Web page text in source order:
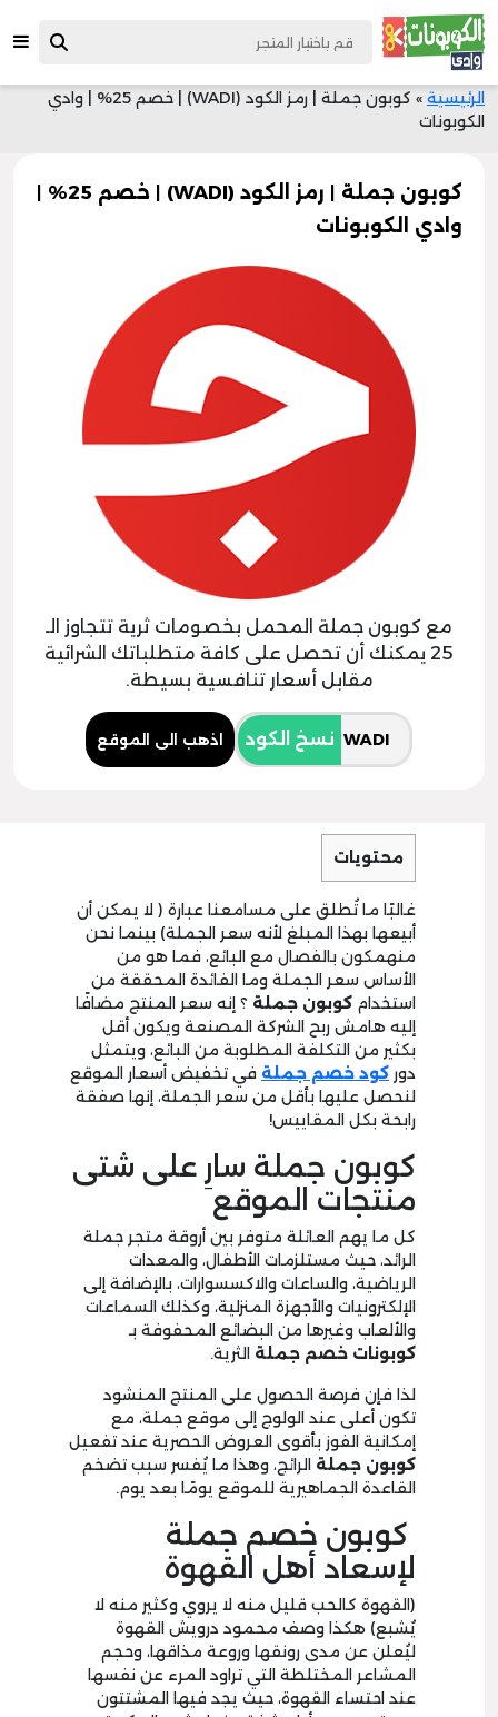
الرئيسية »
كوبون جملة | رمز الكود (WADI) | خصم 25% | وادي
الكوبونات
كوبون جملة | رمز الكود (WADI) | خصم 25% |
وادي الكوبونات
مع كوبون جملة المحمل بخصومات ثرية تتجاوز الـ
25 يمكنك أن تحصل على كافة متطلباتك الشرائية
مقابل أسعار تنافسية بسيطة.
نسخ الكود اذهب الى الموقع
محتويات
غالبًا ما تُطلق على مسامعنا عبارة ( لا يمكن أن
أبيعها بهذا المبلغ لأنه سعر الجملة) بينما نحن
منهمكون بالفصال مع البائع، فما هو من
الأساس سعر الجملة وما الفائدة المحققة من
استخدام كوبون جملة ؟ إنه سعر المنتج مضافًا
إليه هامش ربح الشركة المصنعة ويكون أقل
بكثير من التكلفة المطلوبة من البائع، ويتمثل
دور كود خصم جملة في تخفيض أسعار الموقع
لنحصل عليها بأقل من سعر الجملة، إنها صفقة
رابحة بكل المقاييس!
كوبون جملة سارِ على شتى
منتجات الموقع
كل ما يهم العائلة متوفر بين أروقة متجر جملة
الرائد، حيث مستلزمات الأطفال، والمعدات
الرياضية، والساعات والاكسسوارات، بالإضافة إلى
الإلكترونيات والأجهزة المنزلية، وكذلك السماعات
والألعاب وغيرها من البضائع المحفوفة بـ
كوبونات خصم جملة الثرية.
لذا فإن فرصة الحصول على المنتج المنشود
تكون أعلى عند الولوج إلى موقع جملة، مع
إمكانية الفوز بأقوى العروض الحصرية عند تفعيل
كوبون جملة الرائج، وهذا ما يُفسر سبب تضخم
القاعدة الجماهيرية للموقع يومًا بعد يوم.
كوبون خصم جملة
لإسعاد أهل القهوة
(القهوة كالحب قليل منه لا يروي وكثير منه لا
يُشبع) هكذا وصف محمود درويش القهوة
ليُعلن عن مدى رونقها وروعة مذاقها، وحجم
المشاعر المختلطة التي تراود المرء عن نفسها
عند احتساء القهوة، حيث يجد فيها المشتتون